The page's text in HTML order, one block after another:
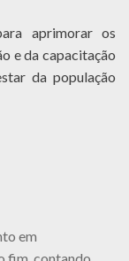
aprimorar os
e da capacitação
da população
em